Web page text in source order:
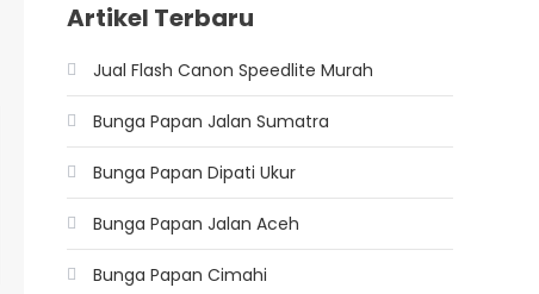
Artikel Terbaru
Jual Flash Canon Speedlite Murah
Bunga Papan Jalan Sumatra
Bunga Papan Dipati Ukur
Bunga Papan Jalan Aceh
Bunga Papan Cimahi